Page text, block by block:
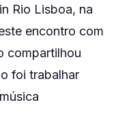
Rio Lisboa, na
encontro com
compartilhou
foi trabalhar